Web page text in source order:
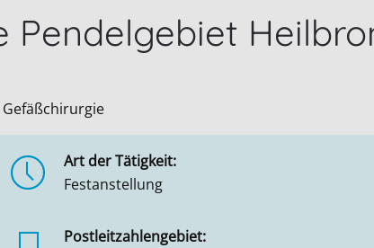
Pendelgebiet
Art der Tätigkeit:
Festanstellung
Postleitzahlengebiet: